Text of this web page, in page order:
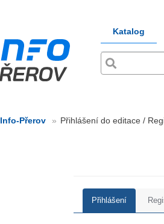
Katalog
Info-Přerov Přihlášení do editace /
Přihlášení